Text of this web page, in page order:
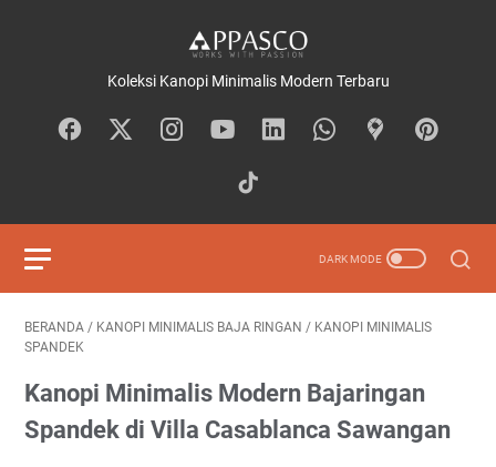
Koleksi Kanopi Minimalis Modern Terbaru
BERANDA / KANOPI MINIMALIS BAJA RINGAN / KANOPI MINIMALIS
SPANDEK
Kanopi Minimalis Modern Bajaringan
Spandek di Villa Casablanca Sawangan